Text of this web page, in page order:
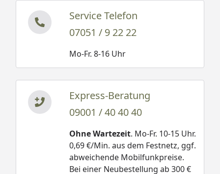
Service Telefon
07051 / 9 22 22
Mo-Fr. 8-16 Uhr
Express-Beratung
09001 / 40 40 40
Ohne Wartezeit. Mo-Fr. 10-15 Uhr.
0,69 €/Min. aus dem Festnetz, ggf.
abweichende Mobilfunkpreise.
Bei einer Neubestellung ab 300 €